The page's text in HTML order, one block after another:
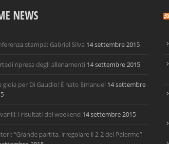
NEWS
stampa: Gabriel Silva 14 settembre 2015
ripresa degli allenamenti 14 settembre 2015
gioia per Di Gaudio! È nato Emanuel 14 settembre
i risultati del weekend 14 settembre 2015
“Grande partita, irregolare il 2-2 del Palermo”